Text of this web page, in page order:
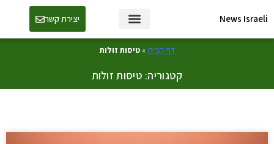
News Israeli יצירת קשר
דף הבית»טיסות זולות
קטגוריה: טיסות זולות